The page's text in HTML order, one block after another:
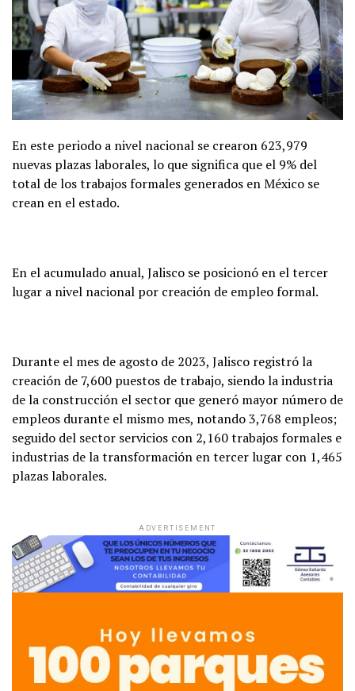
En este periodo a nivel nacional se crearon 623,979
nuevas plazas laborales, lo que significa que el 9% del
total de los trabajos formales generados en México se
crean en el estado.
En el acumulado anual, Jalisco se posicionó en el tercer
lugar a nivel nacional por creación de empleo formal.
Durante el mes de agosto de 2023, Jalisco registró la
creación de 7,600 puestos de trabajo, siendo la industria
de la construcción el sector que generó mayor número de
empleos durante el mismo mes, notando 3,768 empleos;
seguido del sector servicios con 2,160 trabajos formales e
industrias de la transformación en tercer lugar con 1,465
plazas laborales.
ADVERTISEMENT